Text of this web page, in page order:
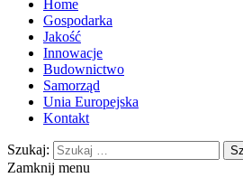
Home
Gospodarka
Jakość
Innowacje
Budownictwo
Samorząd
Unia Europejska
Kontakt
Szukaj:
Zamknij menu